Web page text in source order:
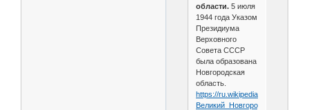
области.5 июля
1944 года Указом
Президиума
Верховного
Совета СССР
была образована
Новгородская
область.
https://ru.wikipedia.org/wiki/
Великий_Новгород